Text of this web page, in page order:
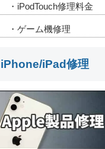
・iPodTouch修理料金
・ゲーム機修理
iPhone/iPad修理